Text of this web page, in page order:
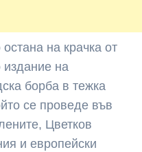
на крачка от
издание на
борба в тежка
се проведе във
Цветков
и европейски